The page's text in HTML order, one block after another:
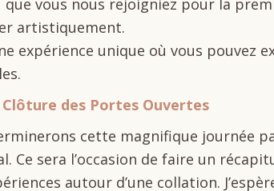
artistiquement.
expérience unique où vous
Clôture des Portes Ouvertes
cette magnifique journée
Ce sera l’occasion de faire un
autour d’une collation.